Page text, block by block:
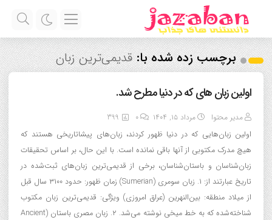
برچسب زده شده با:قدیمی‌ترین زبان‌
اولین زبان های که در دنیا مطرح شد.
مدیر محتوا مرداد ۱۵, ۱۴۰۴ 0
399
اولین زبان‌هایی که در دنیا ظهور کردند، زبان‌های پیشاتاریخی هستند که
هیچ مدرک مکتوبی از آنها باقی نمانده است. با این حال، بر اساس تحقیقات
زبان‌شناسان و باستان‌شناسان، برخی از قدیمی‌ترین زبان‌های ثبت‌شده در
تاریخ عبارتند از: ۱. زبان سومری (Sumerian) زمان ظهور: حدود ۳۱۰۰ سال قبل
از میلاد منطقه: بین‌النهرین (عراق امروزی) ویژگی: قدیمی‌ترین زبان مکتوب
شناخته‌شده که به خط میخی نوشته می‌شد. ۲. زبان مصری باستان (Ancient